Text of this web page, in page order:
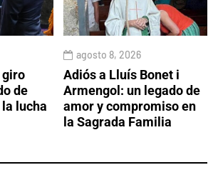
giro
de
lucha
agosto 8, 2026
Adiós a Lluís Bonet i
Armengol: un legado de
amor y compromiso en
la Sagrada Familia